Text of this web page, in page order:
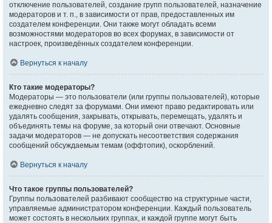
отключение пользователей, создание групп пользователей, назначение
модераторов и т. п., в зависимости от прав, предоставленных им
создателем конференции. Они также могут обладать всеми
возможностями модераторов во всех форумах, в зависимости от
настроек, произведённых создателем конференции.
Вернуться к началу
Кто такие модераторы?
Модераторы — это пользователи (или группы пользователей), которые
ежедневно следят за форумами. Они имеют право редактировать или
удалять сообщения, закрывать, открывать, перемещать, удалять и
объединять темы на форуме, за который они отвечают. Основные
задачи модераторов — не допускать несоответствия содержания
сообщений обсуждаемым темам (оффтопик), оскорблений.
Вернуться к началу
Что такое группы пользователей?
Группы пользователей разбивают сообщество на структурные части,
управляемые администратором конференции. Каждый пользователь
может состоять в нескольких группах, и каждой группе могут быть